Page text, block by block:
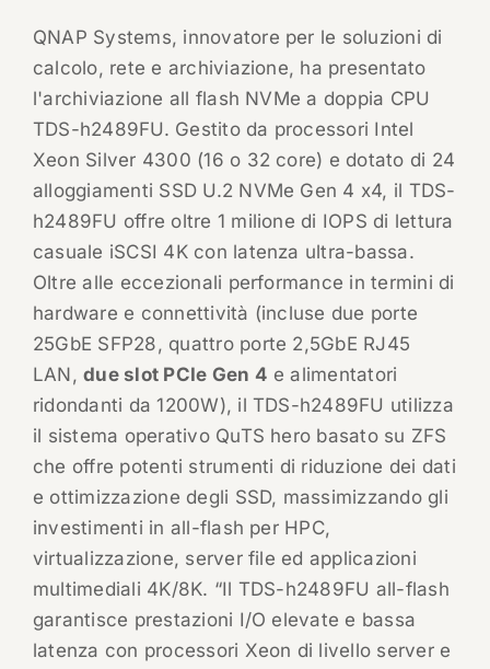
QNAP Systems, innovatore per le soluzioni di
calcolo, rete e archiviazione, ha presentato
l'archiviazione all flash NVMe a doppia CPU
TDS-h2489FU. Gestito da processori Intel
Xeon Silver 4300 (16 o 32 core) e dotato di 24
alloggiamenti SSD U.2 NVMe Gen 4 x4, il TDS-
h2489FU offre oltre 1 milione di IOPS di lettura
casuale iSCSI 4K con latenza ultra-bassa.
Oltre alle eccezionali performance in termini di
hardware e connettività (incluse due porte
25GbE SFP28, quattro porte 2,5GbE RJ45
LAN,due slot PCIe Gen 4 e alimentatori
ridondanti da 1200W), il TDS-h2489FU utilizza
il sistema operativo QuTS hero basato su ZFS
che offre potenti strumenti di riduzione dei dati
e ottimizzazione degli SSD, massimizzando gli
investimenti in all-flash per HPC,
virtualizzazione, server file ed applicazioni
multimediali 4K/8K. “Il TDS-h2489FU all-flash
garantisce prestazioni I/O elevate e bassa
latenza con processori Xeon di livello server e